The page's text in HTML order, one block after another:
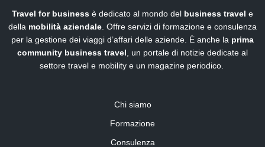
Travel for business è dedicato al mondo del business travel e
della mobilità aziendale . Offre servizi di formazione e consulenza
per la gestione dei viaggi d’affari delle aziende. È anche la prima
community business travel , un portale di notizie dedicate al
settore travel e mobility e un magazine periodico.
Chi siamo
Formazione
Consulenza